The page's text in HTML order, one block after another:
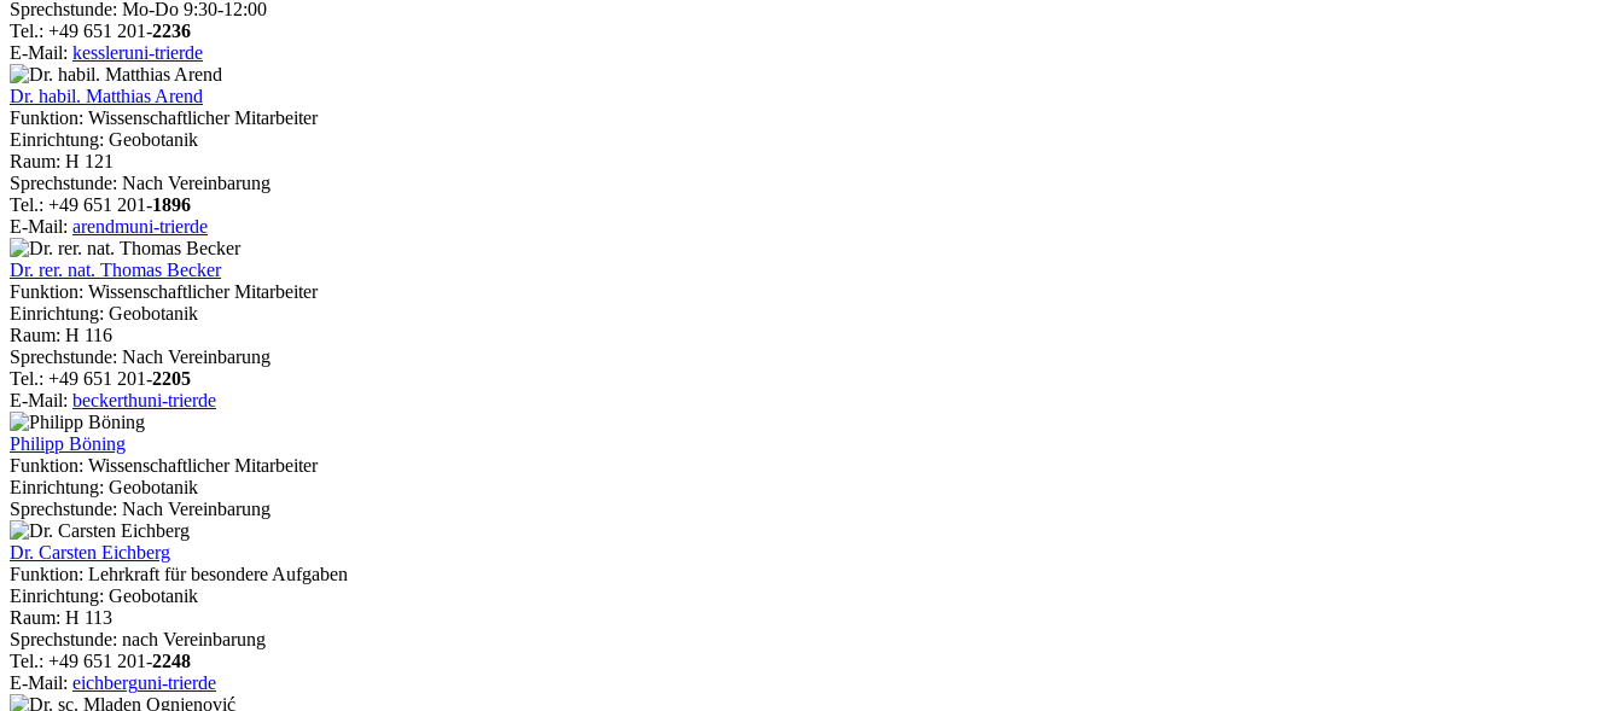
Sprechstunde: Mo-Do 9:30-12:00
Tel.: +49 651 201-2236
E-Mail: kessleruni-trierde
Dr. habil. Matthias Arend
Funktion: Wissenschaftlicher Mitarbeiter
Einrichtung: Geobotanik
Raum: H 121
Sprechstunde: Nach Vereinbarung
Tel.: +49 651 201-1896
E-Mail: arendmuni-trierde
Dr. rer. nat. Thomas Becker
Funktion: Wissenschaftlicher Mitarbeiter
Einrichtung: Geobotanik
Raum: H 116
Sprechstunde: Nach Vereinbarung
Tel.: +49 651 201-2205
E-Mail: beckerthuni-trierde
Philipp Böning
Funktion: Wissenschaftlicher Mitarbeiter
Einrichtung: Geobotanik
Sprechstunde: Nach Vereinbarung
Dr. Carsten Eichberg
Funktion: Lehrkraft für besondere Aufgaben
Einrichtung: Geobotanik
Raum: H 113
Sprechstunde: nach Vereinbarung
Tel.: +49 651 201-2248
E-Mail: eichberguni-trierde